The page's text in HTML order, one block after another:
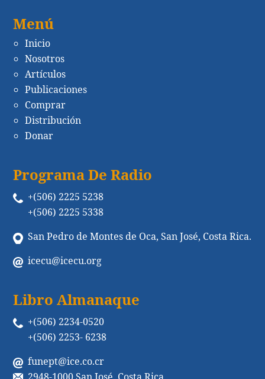
Menú
Inicio
Nosotros
Artículos
Publicaciones
Comprar
Distribución
Donar
Programa De Radio
+(506) 2225 5238
+(506) 2225 5338
San Pedro de Montes de Oca, San José, Costa Rica.
icecu@icecu.org
Libro Almanaque
+(506) 2234-0520
+(506) 2253- 6238
funept@ice.co.cr